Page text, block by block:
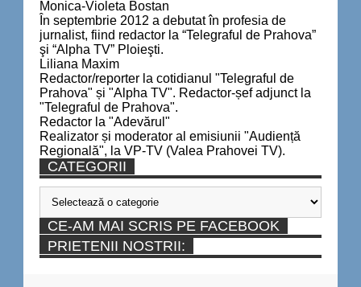
Monica-Violeta Bostan
În septembrie 2012 a debutat în profesia de
jurnalist, fiind redactor la “Telegraful de Prahova”
şi “Alpha TV” Ploieşti.
Liliana Maxim
Redactor/reporter la cotidianul "Telegraful de
Prahova" și "Alpha TV". Redactor-șef adjunct la
"Telegraful de Prahova".
Redactor la "Adevărul"
Realizator și moderator al emisiunii "Audiență
Regională", la VP-TV (Valea Prahovei TV).
CATEGORII
Categorii
CE-AM MAI SCRIS PE FACEBOOK
PRIETENII NOSTRII: